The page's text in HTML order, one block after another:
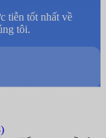
tiễn tốt nhất về
tôi.